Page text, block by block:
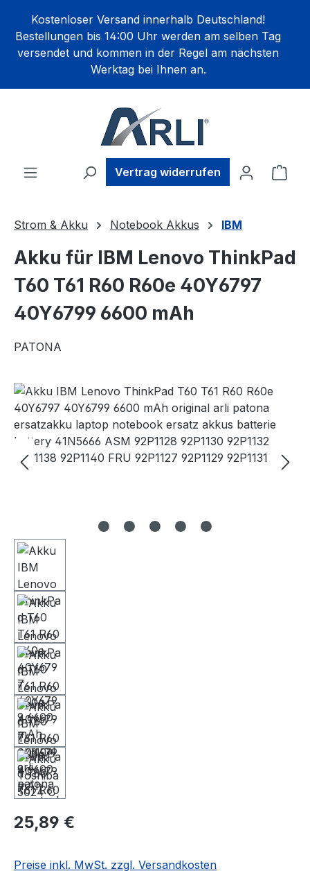
springen
Kostenloser Versand innerhalb Deutschland!
Bestellungen bis 14:00 Uhr werden am selben Tag
versendet und kommen in der Regel am nächsten
Werktag bei Ihnen an.
Vertrag widerrufen
Strom & Akku Notebook Akkus IBM
Akku für IBM Lenovo ThinkPad
T60 T61 R60 R60e 40Y6797
40Y6799 6600 mAh
PATONA
Bildergalerie überspringen
25,89 €
Preise inkl. MwSt. zzgl. Versandkosten